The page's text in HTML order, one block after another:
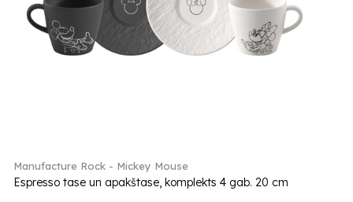
Manufacture Rock - Mickey Mouse
Espresso tase un apakštase, komplekts 4 gab. 20 cm